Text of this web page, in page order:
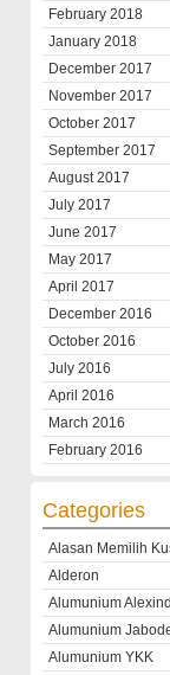
February 2018
January 2018
December 2017
November 2017
October 2017
September 2017
August 2017
July 2017
June 2017
May 2017
April 2017
December 2016
October 2016
July 2016
April 2016
March 2016
February 2016
Categories
Alasan Memilih
Alderon
Alumunium
Alumunium
Alumunium YKK